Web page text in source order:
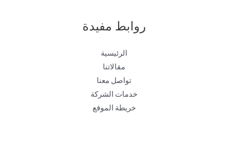
روابط مفيدة
الرئيسية
مقالاتنا
تواصل معنا
خدمات الشركة
خريطة الموقع